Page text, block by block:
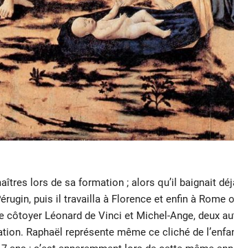
lors de sa formation ; alors qu’il baignait
puis il travailla à Florence et enfin à Rome
côtoyer Léonard de Vinci et Michel-Ange, deux
Raphaël représente même ce cliché de